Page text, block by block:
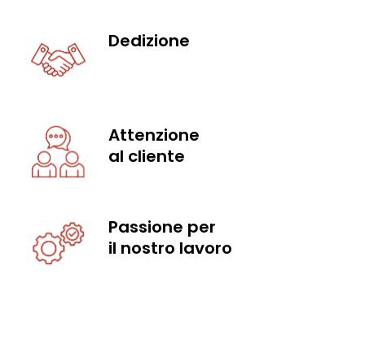
Dedizione
Attenzione
al cliente
Passione per
il nostro lavoro